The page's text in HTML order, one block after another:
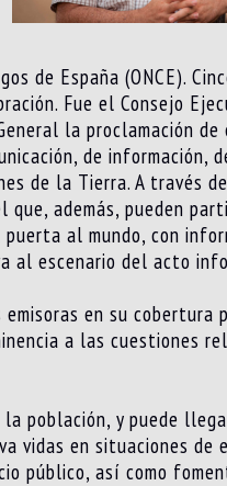
de España (ONCE).
Fue el Consejo
la proclamación
de información,
de la Tierra. A través
además, pueden
al mundo, con
al escenario del acto
en su cobertura
a las cuestiones
población, y puede
vidas en situaciones de
público, así como